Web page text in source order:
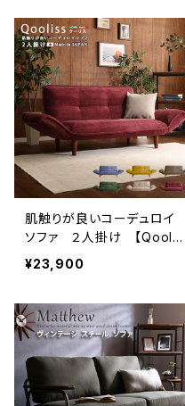
肌触りが良いコーデュロイ
ソファ ２人掛け 【Qoolis
s-クーリス-】 SH-07-CD
¥23,900